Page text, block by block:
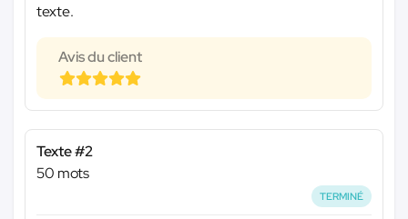
texte.
Avis du client
Texte #2
50 mots
TERMINÉ